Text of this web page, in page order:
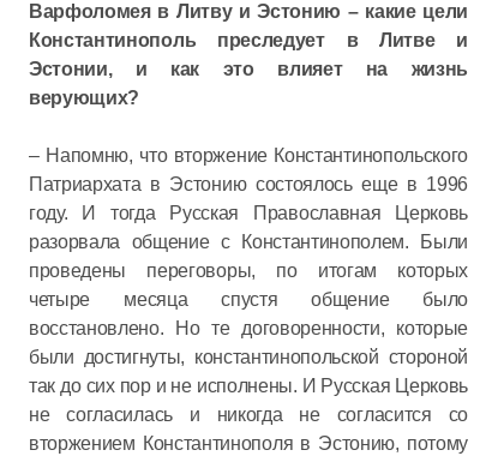
Варфоломея в Литву и Эстонию – какие цели
Константинополь преследует в Литве и
Эстонии, и как это влияет на жизнь
верующих?
– Напомню, что вторжение Константинопольского
Патриархата в Эстонию состоялось еще в 1996
году. И тогда Русская Православная Церковь
разорвала общение с Константинополем. Были
проведены переговоры, по итогам которых
четыре месяца спустя общение было
восстановлено. Но те договоренности, которые
были достигнуты, константинопольской стороной
так до сих пор и не исполнены. И Русская Церковь
не согласилась и никогда не согласится со
вторжением Константинополя в Эстонию, потому